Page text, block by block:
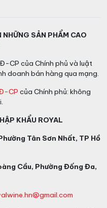
SẢN PHẨM CAO
CP của Chính phủ và luật
doanh bán hàng qua mạng.
CP của Chính phủ: không
KHẨU ROYAL
Tân Sơn Nhất, TP Hồ
Cầu, Phường Đống Đa,